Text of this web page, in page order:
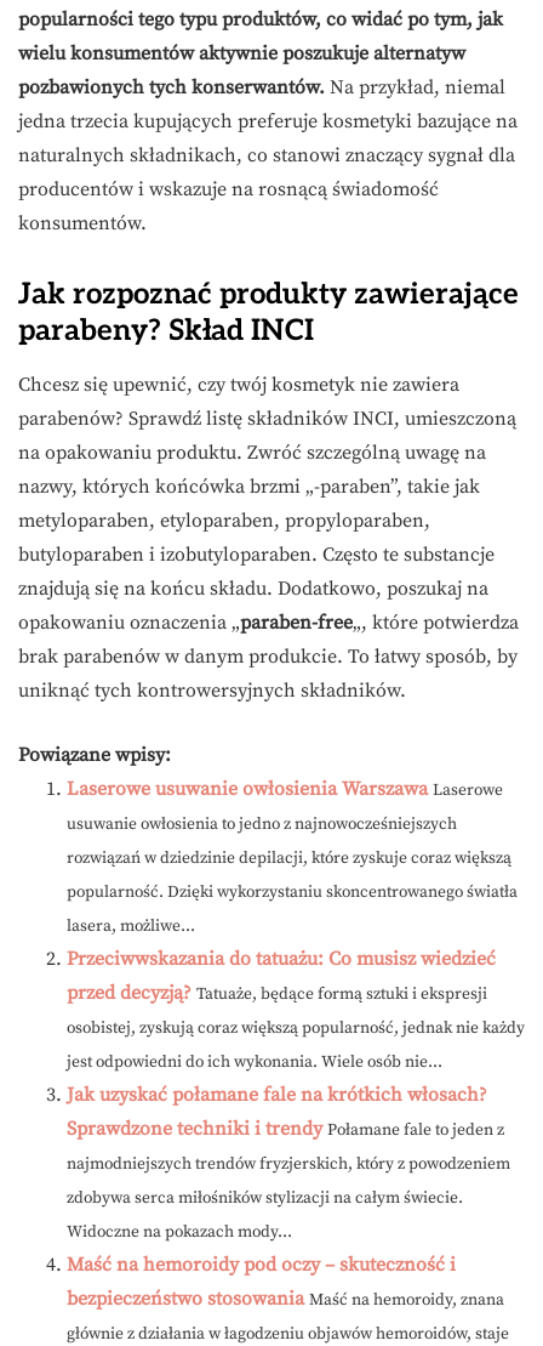
popularności tego typu produktów, co widać po tym, jak
wielu konsumentów aktywnie poszukuje alternatyw
pozbawionych tych konserwantów. Na przykład, niemal
jedna trzecia kupujących preferuje kosmetyki bazujące na
naturalnych składnikach, co stanowi znaczący sygnał dla
producentów i wskazuje na rosnącą świadomość
konsumentów.
Jak rozpoznać produkty zawierające
parabeny? Skład INCI
Chcesz się upewnić, czy twój kosmetyk nie zawiera
parabenów? Sprawdź listę składników INCI, umieszczoną
na opakowaniu produktu. Zwróć szczególną uwagę na
nazwy, których końcówka brzmi „-paraben”, takie jak
metyloparaben, etyloparaben, propyloparaben,
butyloparaben i izobutyloparaben. Często te substancje
znajdują się na końcu składu. Dodatkowo, poszukaj na
opakowaniu oznaczenia „paraben-free„, które potwierdza
brak parabenów w danym produkcie. To łatwy sposób, by
uniknąć tych kontrowersyjnych składników.
Powiązane wpisy:
Laserowe usuwanie owłosienia Warszawa Laserowe
usuwanie owłosienia to jedno z najnowocześniejszych
rozwiązań w dziedzinie depilacji, które zyskuje coraz większą
popularność. Dzięki wykorzystaniu skoncentrowanego światła
lasera, możliwe...
Przeciwwskazania do tatuażu: Co musisz wiedzieć
przed decyzją? Tatuaże, będące formą sztuki i ekspresji
osobistej, zyskują coraz większą popularność, jednak nie każdy
jest odpowiedni do ich wykonania. Wiele osób nie...
Jak uzyskać połamane fale na krótkich włosach?
Sprawdzone techniki i trendy Połamane fale to jeden z
najmodniejszych trendów fryzjerskich, który z powodzeniem
zdobywa serca miłośników stylizacji na całym świecie.
Widoczne na pokazach mody...
Maść na hemoroidy pod oczy – skuteczność i
bezpieczeństwo stosowania Maść na hemoroidy, znana
głównie z działania w łagodzeniu objawów hemoroidów, staje